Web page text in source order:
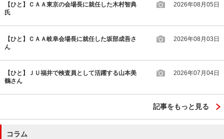
【ひと】ＣＡＡ東京の会場長に就任した木村智典
氏
2026年08月05日
【ひと】ＣＡＡ岐阜会場長に就任した坂部成吾さ
ん
2026年08月03日
【ひと】ＪＵ福井で検査員として活躍する山本美
鶴さん
2026年07月04日
記事をもっと見る
コラム